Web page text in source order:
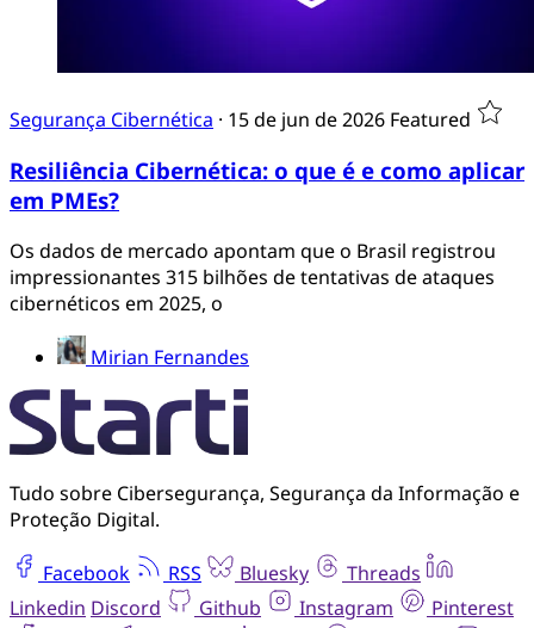
Segurança Cibernética · 15 de jun de 2026 Featured
Resiliência Cibernética: o que é e como aplicar
em PMEs?
Os dados de mercado apontam que o Brasil registrou
impressionantes 315 bilhões de tentativas de ataques
cibernéticos em 2025, o
Mirian Fernandes
Tudo sobre Cibersegurança, Segurança da Informação e
Proteção Digital.
Facebook RSS Bluesky
Threads
Linkedin Discord Github Instagram
Pinterest